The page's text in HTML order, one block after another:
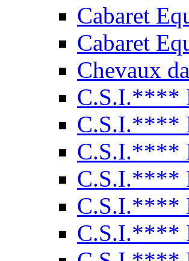
Cabaret
Cabaret
Chevaux
C.S.I.****
C.S.I.****
C.S.I.****
C.S.I.****
C.S.I.****
C.S.I.****